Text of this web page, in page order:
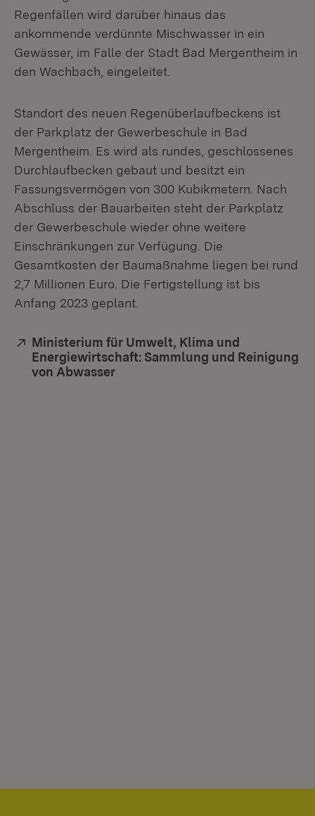
Regenfällen wird darüber hinaus das
ankommende verdünnte Mischwasser in ein
Gewässer, im Falle der Stadt Bad Mergentheim in
den Wachbach, eingeleitet.
Standort des neuen Regenüberlaufbeckens ist
der Parkplatz der Gewerbeschule in Bad
Mergentheim. Es wird als rundes, geschlossenes
Durchlaufbecken gebaut und besitzt ein
Fassungsvermögen von 300 Kubikmetern. Nach
Abschluss der Bauarbeiten steht der Parkplatz
der Gewerbeschule wieder ohne weitere
Einschränkungen zur Verfügung. Die
Gesamtkosten der Baumaßnahme liegen bei rund
2,7 Millionen Euro. Die Fertigstellung ist bis
Anfang 2023 geplant.
Extern:
Ministerium für Umwelt, Klima und
Energiewirtschaft: Sammlung und Reinigung
von Abwasser